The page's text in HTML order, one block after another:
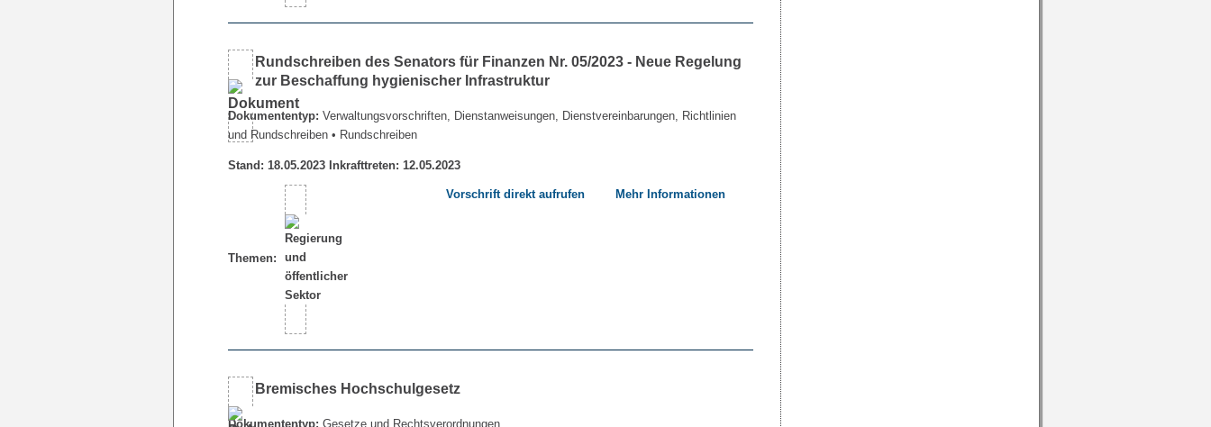
Rundschreiben des Senators für Finanzen Nr. 05/2023 - Neue Regelung
zur Beschaffung hygienischer Infrastruktur
Dokumententyp: Verwaltungsvorschriften, Dienstanweisungen, Dienstvereinbarungen, Richtlinien
und Rundschreiben • Rundschreiben
Stand: 18.05.2023 Inkrafttreten: 12.05.2023
Themen:
Vorschrift direkt aufrufen Mehr Informationen
Bremisches Hochschulgesetz
Dokumententyp: Gesetze und Rechtsverordnungen